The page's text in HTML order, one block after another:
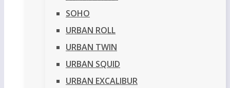
SOHO
URBAN ROLL
URBAN TWIN
URBAN SQUID
URBAN EXCALIBUR